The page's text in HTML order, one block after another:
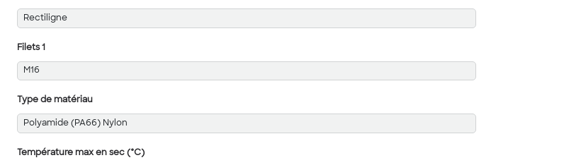
Rectiligne
Filets 1
M16
Type de matériau
Polyamide (PA66) Nylon
Température max en sec (°C)